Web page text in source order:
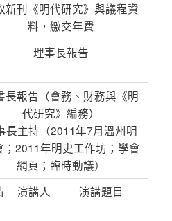
新刊《明代研究》與議程資
料，繳交年費
理事長報告
長報告（會務、財務與《明
代研究》編務）
長主持（2011年7月溫州明
；2011年明史工作坊；學會
網頁；臨時動議）
演講人 演講題目